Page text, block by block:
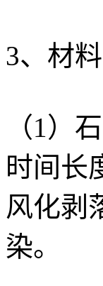
3、材
（1）
时间长
风化剥
染。